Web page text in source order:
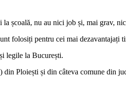
școală, nu au nici job și, mai grav,
folosiți pentru cei mai dezavantajați
legile la București.
Ploiești și din câteva comune din